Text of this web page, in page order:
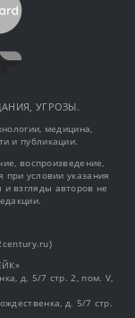
УГРОЗЫ.
медицина,
и публикации.
воспроизведение,
при условии указания
взгляды авторов не
д. 5/7 стр. 2, пом. V,
д. 5/7 стр.